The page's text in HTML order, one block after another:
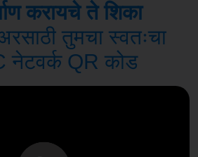
करायचे ते शिका
तुमचा स्वतःचा
नेटवर्क QR कोड